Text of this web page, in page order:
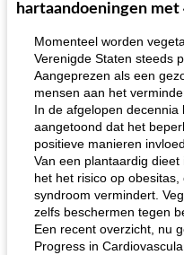
hartaandoeningen
Momenteel worden
Verenigde Staten steeds
Aangeprezen als een
mensen aan het
In de afgelopen
aangetoond dat het
positieve manieren
Van een plantaardig
het het risico op
syndroom vermindert.
zelfs beschermen tegen
Een recent overzicht, nu
Progress in